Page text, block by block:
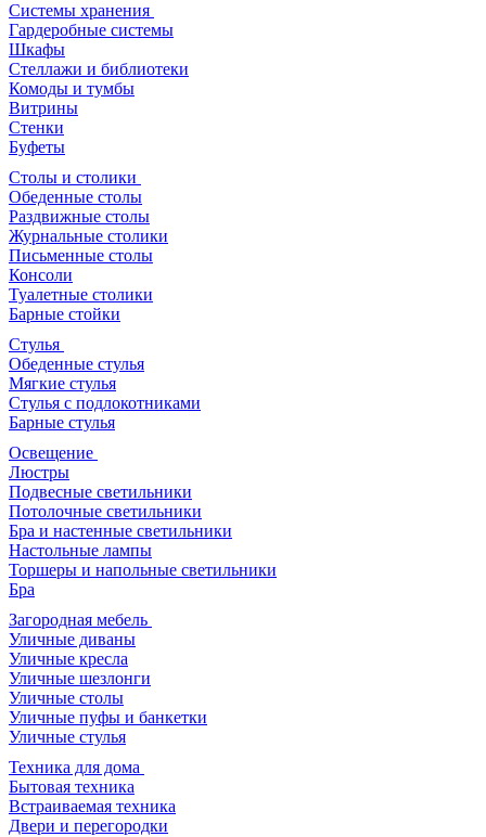
Системы хранения
Гардеробные системы
Шкафы
Стеллажи и библиотеки
Комоды и тумбы
Витрины
Стенки
Буфеты
Столы и столики
Обеденные столы
Раздвижные столы
Журнальные столики
Письменные столы
Консоли
Туалетные столики
Барные стойки
Стулья
Обеденные стулья
Мягкие стулья
Стулья с подлокотниками
Барные стулья
Освещение
Люстры
Подвесные светильники
Потолочные светильники
Бра и настенные светильники
Настольные лампы
Торшеры и напольные светильники
Бра
Загородная мебель
Уличные диваны
Уличные кресла
Уличные шезлонги
Уличные столы
Уличные пуфы и банкетки
Уличные стулья
Техника для дома
Бытовая техника
Встраиваемая техника
Двери и перегородки